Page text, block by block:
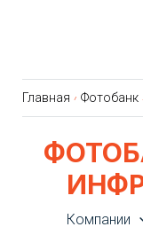
Главная Фотобанк
Компании